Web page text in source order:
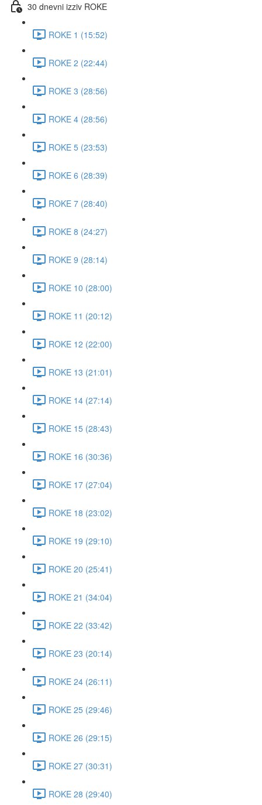
30 dnevni izziv ROKE
ROKE 1 (15:52)
ROKE 2 (22:44)
ROKE 3 (28:56)
ROKE 4 (28:56)
ROKE 5 (23:53)
ROKE 6 (28:39)
ROKE 7 (28:40)
ROKE 8 (24:27)
ROKE 9 (28:14)
ROKE 10 (28:00)
ROKE 11 (20:12)
ROKE 12 (22:00)
ROKE 13 (21:01)
ROKE 14 (27:14)
ROKE 15 (28:43)
ROKE 16 (30:36)
ROKE 17 (27:04)
ROKE 18 (23:02)
ROKE 19 (29:10)
ROKE 20 (25:41)
ROKE 21 (34:04)
ROKE 22 (33:42)
ROKE 23 (20:14)
ROKE 24 (26:11)
ROKE 25 (29:46)
ROKE 26 (29:15)
ROKE 27 (30:31)
ROKE 28 (29:40)